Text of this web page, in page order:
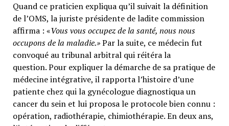
Quand ce praticien expliqua qu’il suivait la définition
de l’OMS, la juriste présidente de ladite commission
affirma : «Vous vous occupez de la santé, nous nous
occupons de la maladie.»Par la suite, ce médecin fut
convoqué au tribunal arbitral qui réitéra la
question. Pour expliquer la démarche de sa pratique de
médecine intégrative, il rapporta l’histoire d’une
patiente chez qui la gynécologue diagnostiqua un
cancer du sein et lui proposa le protocole bien connu :
opération, radiothérapie, chimiothérapie. En deux ans,